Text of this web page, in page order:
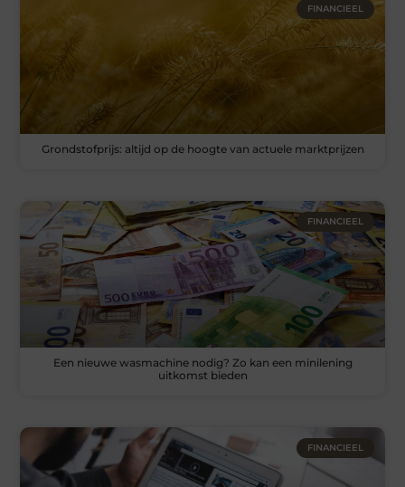
FINANCIEEL
Grondstofprijs: altijd op de hoogte van actuele marktprijzen
FINANCIEEL
Een nieuwe wasmachine nodig? Zo kan een minilening
uitkomst bieden
FINANCIEEL